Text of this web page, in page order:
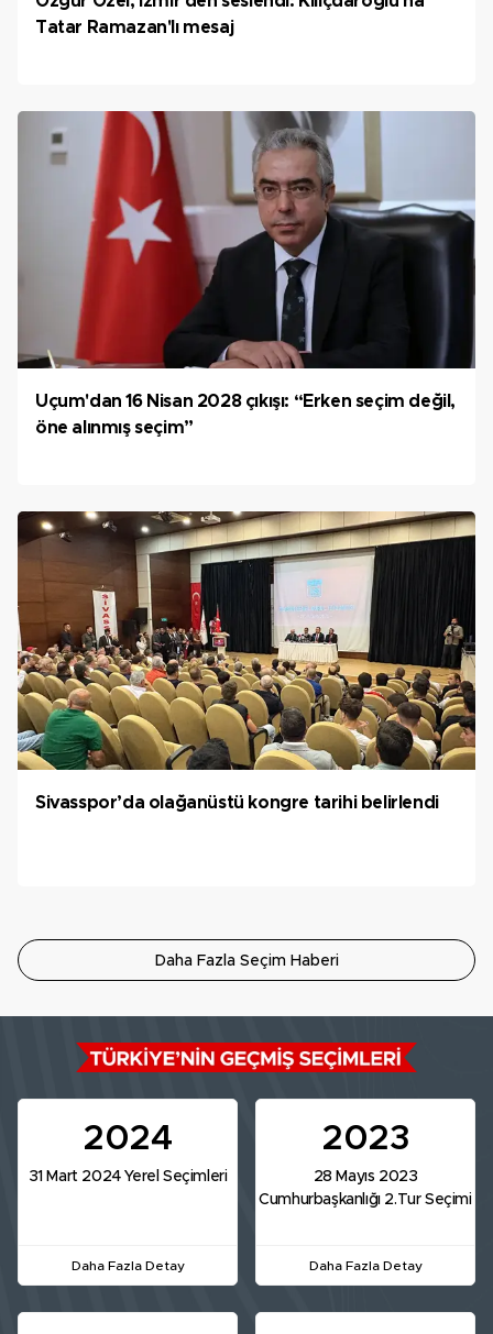
Tatar Ramazan'lı mesaj
Uçum'dan 16 Nisan 2028 çıkışı: “Erken seçim değil,
öne alınmış seçim”
Sivasspor’da olağanüstü kongre tarihi belirlendi
Daha Fazla Seçim Haberi
2024
31 Mart 2024 Yerel Seçimleri
Daha Fazla Detay
2023
28 Mayıs 2023
Cumhurbaşkanlığı 2.Tur Seçimi
Daha Fazla Detay